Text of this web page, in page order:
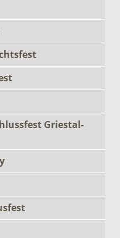
Griestal-